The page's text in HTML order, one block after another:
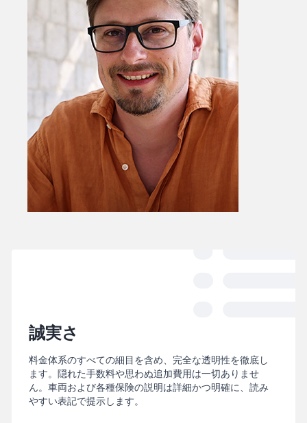
誠実さ
料金体系のすべての細目を含め、完全な透明性を徹底し
ます。隠れた手数料や思わぬ追加費用は一切ありませ
ん。車両および各種保険の説明は詳細かつ明確に、読み
やすい表記で提示します。